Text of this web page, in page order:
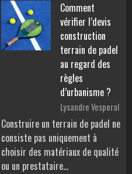
Comment
vérifier l’devis
construction
terrain de padel
au regard des
règles
d’urbanisme ?
Lysandre Vesperal
Construire un terrain de padel ne
consiste pas uniquement à
choisir des matériaux de qualité
ou un prestataire…